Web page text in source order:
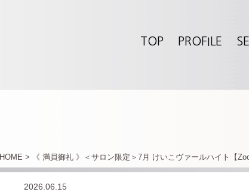
TOP PROFILE
HOME > 《 満員御礼 》＜サロン限定＞7月 けいこヴァールハイト【
2026.06.15